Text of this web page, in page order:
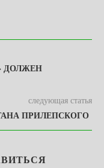
ДОЛЖЕН
следующая статья
ПРИЛЕПСКОГО